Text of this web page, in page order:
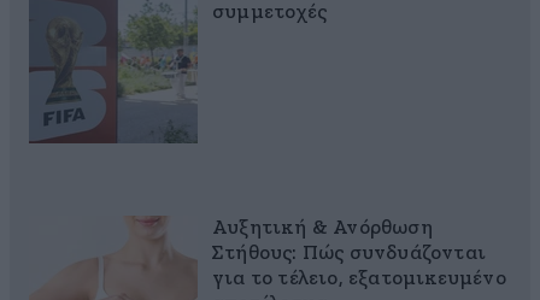
συμμετοχές
Αυξητική & Ανόρθωση
Στήθους: Πώς συνδυάζονται
για το τέλειο, εξατομικευμένο